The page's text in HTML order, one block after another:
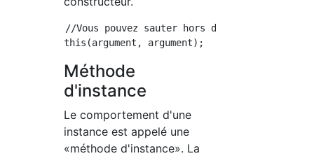
//Vous pouvez sauter hors d'un autre
Méthode
d'instance
Le comportement d'une
instance est appelé une
«méthode d'instance». La